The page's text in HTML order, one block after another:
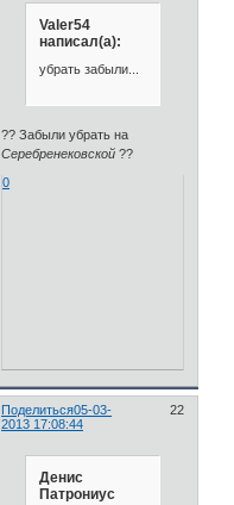
Valer54
написал(а):
убрать забыли...
?? Забыли убрать на
Серебренековской ??
0
Поделиться 22
05-03-
2013 17:08:44
Денис
Патрониус